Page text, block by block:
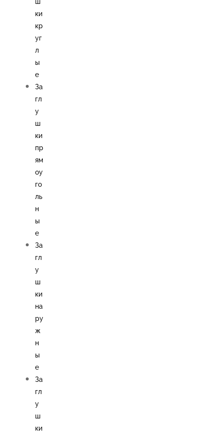
ш
ки
кр
уг
л
ы
е
За
гл
у
ш
ки
пр
ям
оу
го
ль
н
ы
е
За
гл
у
ш
ки
на
ру
ж
н
ы
е
За
гл
у
ш
ки